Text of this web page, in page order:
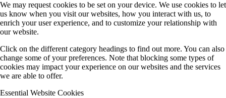
We may request cookies to be set on your device. We use cookies to let
us know when you visit our websites, how you interact with us, to
enrich your user experience, and to customize your relationship with
our website.
Click on the different category headings to find out more. You can also
change some of your preferences. Note that blocking some types of
cookies may impact your experience on our websites and the services
we are able to offer.
Essential Website Cookies